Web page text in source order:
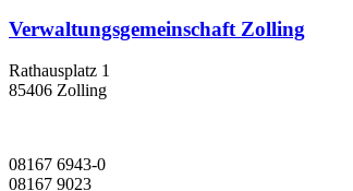
Verwaltungsgemeinschaft Zolling
Rathausplatz 1
85406 Zolling
08167 6943-0
08167 9023